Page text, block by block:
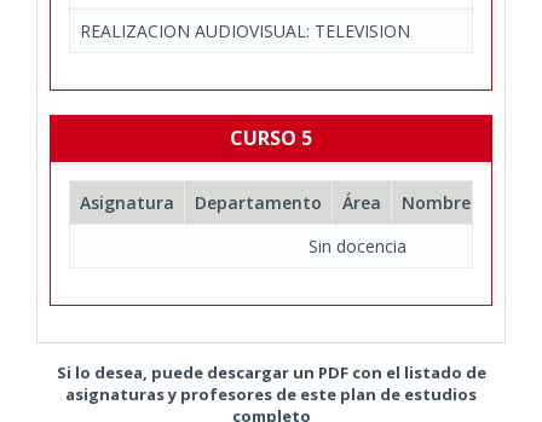
REALIZACION AUDIOVISUAL: TELEVISION
CURSO 5
Asignatura Departamento Área
Nombre
Sin docencia
Si lo desea, puede descargar un PDF con el listado de
asignaturas y profesores de este plan de estudios
completo